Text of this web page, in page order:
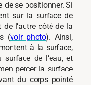
de se positionner. Si
sur la surface de
de l’autre côté de la
(voir photo). Ainsi,
à la surface,
de l’eau, et
percer la surface
du corps pointé